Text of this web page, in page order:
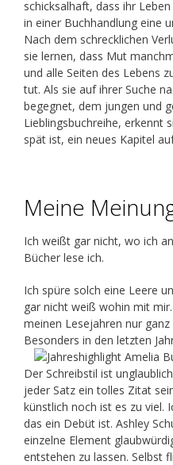
schicksalhaft, dass ihr
in einer Buchhandlung eine
Nach dem schrecklichen
sie lernen, dass Mut
und alle Seiten des Lebens
tut. Als sie auf ihrer Suche
begegnet, dem jungen und
Lieblingsbuchreihe, erkennt
spät ist, ein neues Kapitel
Meine
Ich weißt gar nicht, wo ich
Bücher lese ich.
Ich spüre solch eine Leere
gar nicht weiß wohin mit
meinen Lesejahren nur
Besonders in den letzten
Der Schreibstil ist
jeder Satz ein tolles Zitat
künstlich noch ist es zu viel.
das ein Debüt ist. Ashley
einzelne Element
entstehen zu lassen. Selbst